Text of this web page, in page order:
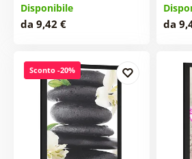
Disponibile
da 9,42 € da
Sconto -20%